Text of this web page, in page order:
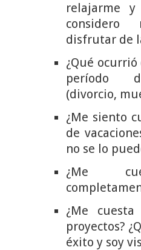
relajarme
considero
disfrutar de
¿Qué
período
(divorcio,
¿Me siento
de
no se lo
¿Me
¿Me
proyectos?
éxito y soy